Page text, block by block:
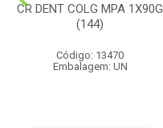
CR DENT COLG MPA 1X90G
(144)
Código: 13470
Embalagem: UN